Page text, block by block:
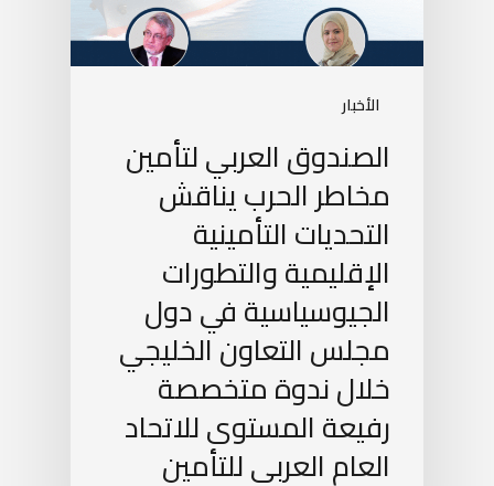
الأخبار
الصندوق العربي لتأمين
مخاطر الحرب يناقش
التحديات التأمينية
الإقليمية والتطورات
الجيوسياسية في دول
مجلس التعاون الخليجي
خلال ندوة متخصصة
رفيعة المستوى للاتحاد
العام العربي للتأمين